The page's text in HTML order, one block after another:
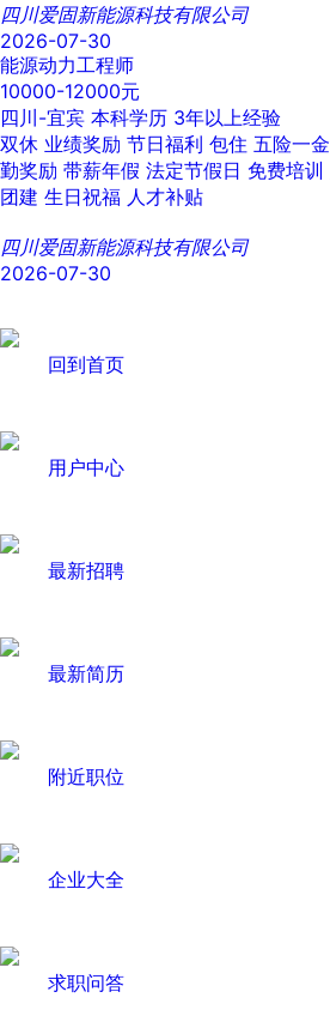
四川爱固新能源科技有限公司
2026-07-30
能源动力工程师
10000-12000元
四川-宜宾 本科学历 3年以上经验
双休 业绩奖励 节日福利 包住 五险一金
勤奖励 带薪年假 法定节假日 免费培训
团建 生日祝福 人才补贴
四川爱固新能源科技有限公司
2026-07-30
回到首页
用户中心
最新招聘
最新简历
附近职位
企业大全
求职问答